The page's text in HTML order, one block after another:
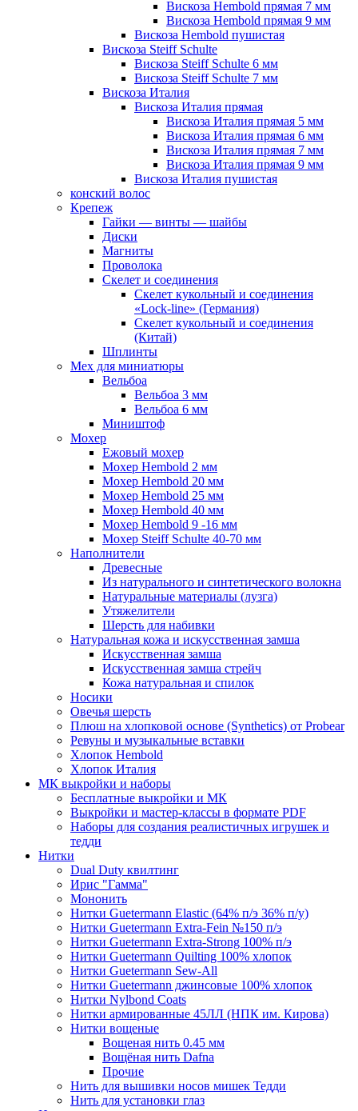
Вискоза Hembold прямая 7 мм
Вискоза Hembold прямая 9 мм
Вискоза Hembold пушистая
Вискоза Steiff Schulte
Вискоза Steiff Schulte 6 мм
Вискоза Steiff Schulte 7 мм
Вискоза Италия
Вискоза Италия прямая
Вискоза Италия прямая 5 мм
Вискоза Италия прямая 6 мм
Вискоза Италия прямая 7 мм
Вискоза Италия прямая 9 мм
Вискоза Италия пушистая
конский волос
Крепеж
Гайки — винты — шайбы
Диски
Магниты
Проволока
Скелет и соединения
Скелет кукольный и соединения
«Lock-line» (Германия)
Скелет кукольный и соединения
(Китай)
Шплинты
Мех для миниатюры
Вельбоа
Вельбоа 3 мм
Вельбоа 6 мм
Миништоф
Мохер
Ежовый мохер
Мохер Hembold 2 мм
Мохер Hembold 20 мм
Мохер Hembold 25 мм
Мохер Hembold 40 мм
Мохер Hembold 9 -16 мм
Мохер Steiff Schulte 40-70 мм
Наполнители
Древесные
Из натурального и синтетического волокна
Натуральные материалы (лузга)
Утяжелители
Шерсть для набивки
Натуральная кожа и искусственная замша
Искусственная замша
Искусственная замша стрейч
Кожа натуральная и спилок
Носики
Овечья шерсть
Плюш на хлопковой основе (Synthetics) от Probear
Ревуны и музыкальные вставки
Хлопок Hembold
Хлопок Италия
МК выкройки и наборы
Бесплатные выкройки и МК
Выкройки и мастер-классы в формате PDF
Наборы для создания реалистичных игрушек и
тедди
Нитки
Dual Duty квилтинг
Ирис "Гамма"
Мононить
Нитки Guetermann Elastic (64% п/э 36% п/у)
Нитки Guetermann Extra-Fein №150 п/э
Нитки Guetermann Extra-Strong 100% п/э
Нитки Guetermann Quilting 100% хлопок
Нитки Guetermann Sew-All
Нитки Guetermann джинсовые 100% хлопок
Нитки Nylbond Coats
Нитки армированные 45ЛЛ (НПК им. Кирова)
Нитки вощеные
Вощеная нить 0.45 мм
Вощёная нить Dafna
Прочие
Нить для вышивки носов мишек Тедди
Нить для установки глаз